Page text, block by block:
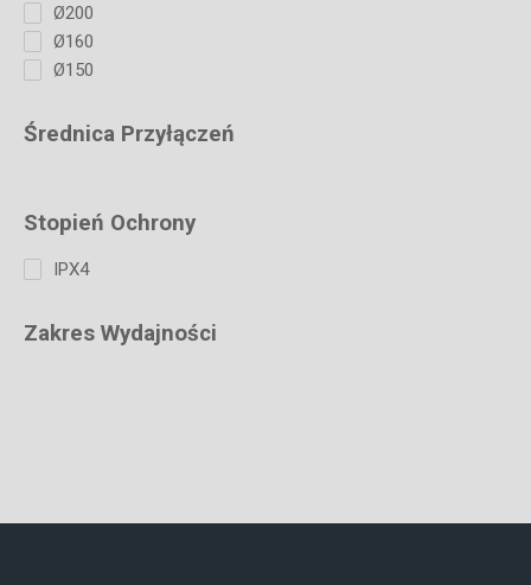
Ø200
Ø160
Ø150
Średnica Przyłączeń
Stopień Ochrony
IPX4
Zakres Wydajności